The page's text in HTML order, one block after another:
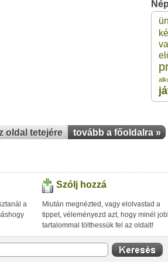
oldal tetejére tovább a főoldalra »
a
Szólj hozzá
Miután megnézted, vagy elolvastad a
tippet, véleményezd azt, hogy minél
tartalommal tölthessük fel az oldalt!